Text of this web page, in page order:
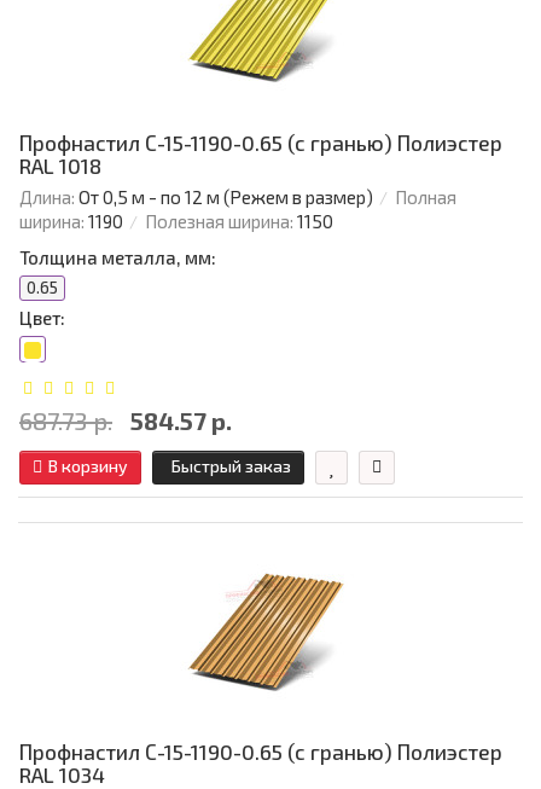
Профнастил С-15-1190-0.65 (с гранью) Полиэстер
RAL 1018
Длина: От 0,5 м - по 12 м (Режем в размер)
Полная
ширина: 1190 Полезная ширина: 1150
Толщина металла, мм:
0.65
Цвет:
687.73 р. 584.57 р.
В корзину Быстрый заказ
Профнастил С-15-1190-0.65 (с гранью) Полиэстер
RAL 1034